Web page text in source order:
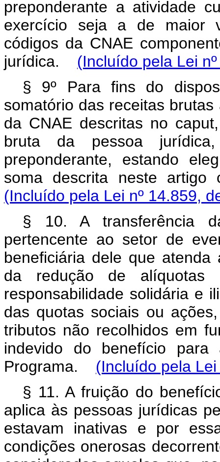
preponderante a atividade
exercício seja a de maior
códigos da CNAE
jurídica. (Incluído pela Lei
§ 9º Para fins do
somatório das receitas
da CNAE descritas no
bruta da pessoa
preponderante, estando
soma descrita neste
(Incluído pela Lei nº 14.859,
§ 10. A transferência
pertencente ao setor de
beneficiária dele que
da redução de alíquotas
responsabilidade solidária e
das quotas sociais ou
tributos não recolhidos em
indevido do benefício para
Programa. (Incluído pela
§ 11. A fruição do
aplica às pessoas jurídicas
estavam inativas e por
condições onerosas